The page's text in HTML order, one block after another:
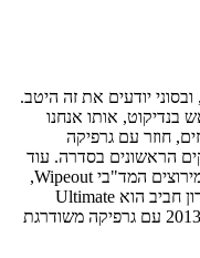
יודעים את זה היטב.
אותו אנחנו
חוזר עם גרפיקה
הראשונים בסדרה. עוד
משחק שחוזר מתהום השכחה הוא משחק המירוצים המד"בי Wipeout,
שחוזר ב-Wipeout Omega Collection. ואחרון חביב הוא Ultimate
Marvel VS Capcom 3, שיעשה קאמבק מ-2013 עם גרפיקה משודרגת